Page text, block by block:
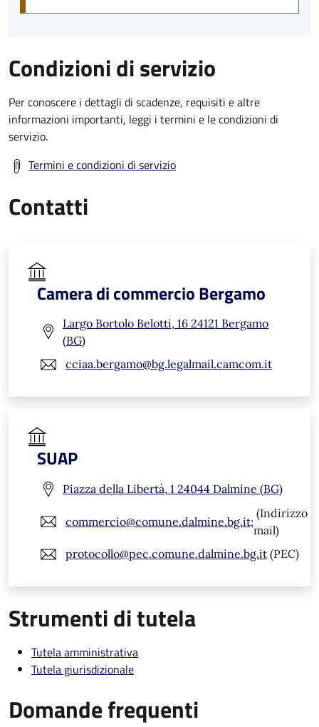
Condizioni di servizio
Per conoscere i dettagli di scadenze, requisiti e altre
informazioni importanti, leggi i termini e le condizioni di
servizio.
Termini e condizioni di servizio
Contatti
Camera di commercio Bergamo
Largo Bortolo Belotti, 16 24121 Bergamo
(BG)
cciaa.bergamo@bg.legalmail.camcom.it
SUAP
Piazza della Libertà, 1 24044 Dalmine (BG)
commercio@comune.dalmine.bg.it;
(Indirizzo
mail)
protocollo@pec.comune.dalmine.bg.it (PEC)
Strumenti di tutela
Tutela amministrativa
Tutela giurisdizionale
Domande frequenti